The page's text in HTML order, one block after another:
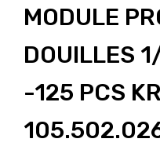
MODULE
DOUILLES
-125 PCS